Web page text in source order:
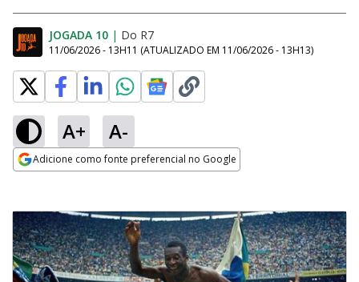
JOGADA 10 | Do R7
11/06/2026 - 13H11 (ATUALIZADO EM 11/06/2026 - 13H13)
A+ A-
Adicione como fonte preferencial no Google